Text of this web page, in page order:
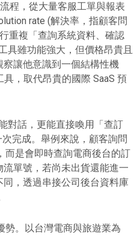
程，從大量客服工單與報表
rate (解決率，指顧客問
重複「查詢系統資料、確認
具雖功能強大，但價格昂貴且
讓他意識到一個結構性機
，取代昂貴的國際 SaaS 預
對話，更能直接喚用「查訂
完成。舉例來說，顧客詢問
而是會即時查詢電商後台的訂
單號，若尚未出貨還能進一
，透過串接公司後台資料庫
勢。以台灣電商與旅遊業為